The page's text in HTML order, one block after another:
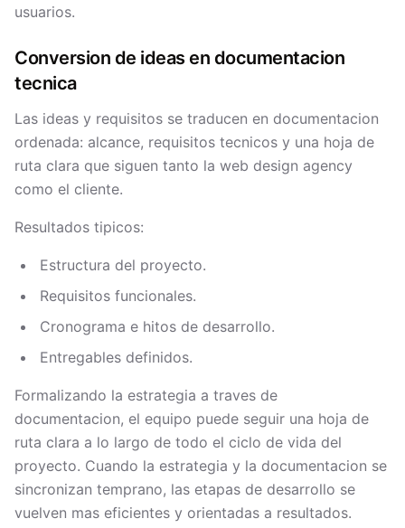
usuarios.
Conversion de ideas en documentacion
tecnica
Las ideas y requisitos se traducen en documentacion
ordenada: alcance, requisitos tecnicos y una hoja de
ruta clara que siguen tanto la web design agency
como el cliente.
Resultados tipicos:
Estructura del proyecto.
Requisitos funcionales.
Cronograma e hitos de desarrollo.
Entregables definidos.
Formalizando la estrategia a traves de
documentacion, el equipo puede seguir una hoja de
ruta clara a lo largo de todo el ciclo de vida del
proyecto. Cuando la estrategia y la documentacion se
sincronizan temprano, las etapas de desarrollo se
vuelven mas eficientes y orientadas a resultados.